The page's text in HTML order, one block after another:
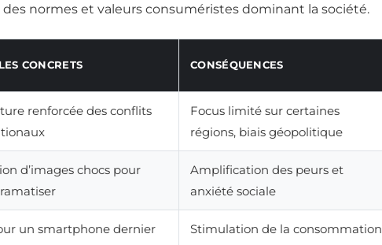
normes et valeurs consuméristes dominant la société.
CONCRETS CONSÉQUENCES
renforcée des conflits
Focus limité sur certaines
régions, biais géopolitique
d’images chocs pour
Amplification des peurs et
anxiété sociale
un smartphone dernier
Stimulation de la consommation